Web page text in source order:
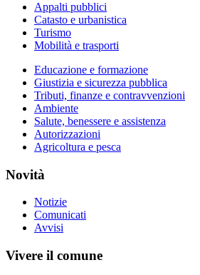
Appalti pubblici
Catasto e urbanistica
Turismo
Mobilità e trasporti
Educazione e formazione
Giustizia e sicurezza pubblica
Tributi, finanze e contravvenzioni
Ambiente
Salute, benessere e assistenza
Autorizzazioni
Agricoltura e pesca
Novità
Notizie
Comunicati
Avvisi
Vivere il comune